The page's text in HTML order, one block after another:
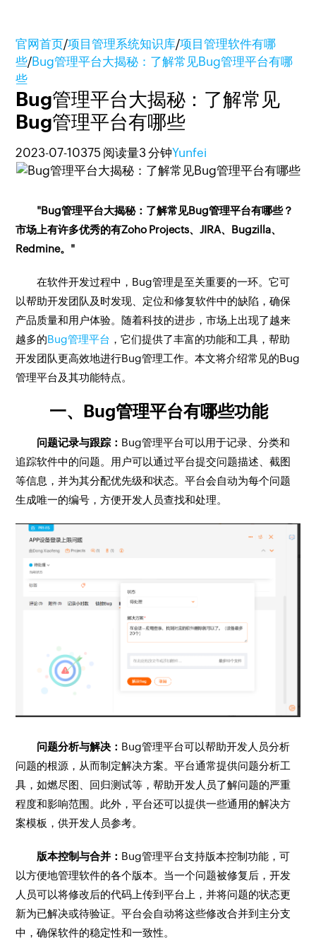
官网首页/项目管理系统知识库/项目管理软件有哪
些/Bug管理平台大揭秘：了解常见Bug管理平台有哪
些
Bug管理平台大揭秘：了解常见
Bug管理平台有哪些
2023-07-10375 阅读量3 分钟Yunfei
"Bug管理平台大揭秘：了解常见Bug管理平台有哪些？
市场上有许多优秀的有Zoho Projects、JIRA、Bugzilla、
Redmine。"
在软件开发过程中，Bug管理是至关重要的一环。它可
以帮助开发团队及时发现、定位和修复软件中的缺陷，确保
产品质量和用户体验。随着科技的进步，市场上出现了越来
越多的Bug管理平台 ，它们提供了丰富的功能和工具，帮助
开发团队更高效地进行Bug管理工作。本文将介绍常见的Bug
管理平台及其功能特点。
一、Bug管理平台有哪些功能
问题记录与跟踪： Bug管理平台可以用于记录、分类和
追踪软件中的问题。用户可以通过平台提交问题描述、截图
等信息，并为其分配优先级和状态。平台会自动为每个问题
生成唯一的编号，方便开发人员查找和处理。
问题分析与解决： Bug管理平台可以帮助开发人员分析
问题的根源，从而制定解决方案。平台通常提供问题分析工
具，如燃尽图、回归测试等，帮助开发人员了解问题的严重
程度和影响范围。此外，平台还可以提供一些通用的解决方
案模板，供开发人员参考。
版本控制与合并： Bug管理平台支持版本控制功能，可
以方便地管理软件的各个版本。当一个问题被修复后，开发
人员可以将修改后的代码上传到平台上，并将问题的状态更
新为已解决或待验证。平台会自动将这些修改合并到主分支
中，确保软件的稳定性和一致性。